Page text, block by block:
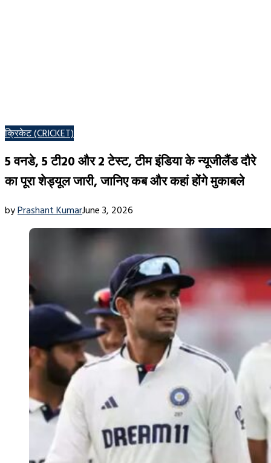
POSTED
क्रिकेट (CRICKET)
5 वनडे, 5 टी20 और 2 टेस्ट, टीम इंडिया के न्यूजीलैंड दौरे
का पूरा शेड्यूल जारी, जानिए कब और कहां होंगे मुकाबले
byPrashant KumarJune 3, 2026